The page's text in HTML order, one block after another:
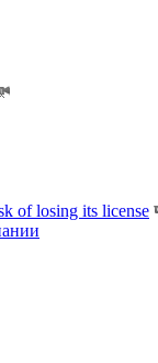
of losing its license